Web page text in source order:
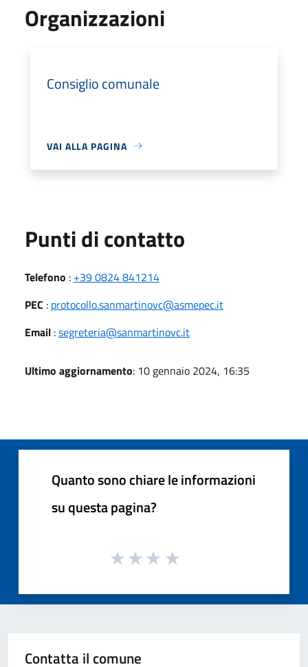
Organizzazioni
Consiglio comunale
VAI ALLA PAGINA
Punti di contatto
Telefono : +39 0824 841214
PEC : protocollo.sanmartinovc@asmepec.it
Email :segreteria@sanmartinovc.it
Ultimo aggiornamento: 10 gennaio 2024, 16:35
Quanto sono chiare le informazioni
su questa pagina?
Contatta il comune